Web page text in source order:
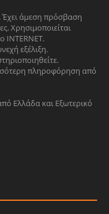
Έχει άμεση πρόσβαση
Χρησιμοποιείται
INTERNET.
εξέλιξη.
πληροφόρηση από
Ελλάδα και Εξωτερικό